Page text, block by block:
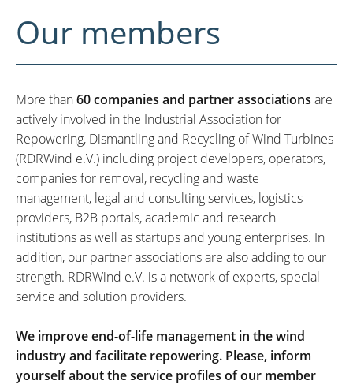
Our members
More than60 companies and partner associations are
actively involved in the Industrial Association for
Repowering, Dismantling and Recycling of Wind Turbines
(RDRWind e.V.) including project developers, operators,
companies for removal, recycling and waste
management, legal and consulting services, logistics
providers, B2B portals, academic and research
institutions as well as startups and young enterprises. In
addition, our partner associations are also adding to our
strength. RDRWind e.V. is a network of experts, special
service and solution providers.
We improve end-of-life management in the wind
industry and facilitate repowering. Please, inform
yourself about the service profiles of our member